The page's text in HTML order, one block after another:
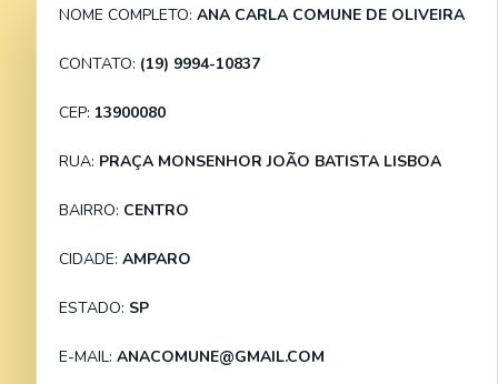
NOME COMPLETO: ANA CARLA COMUNE DE OLIVEIRA
CONTATO: (19) 9994-10837
CEP: 13900080
RUA: PRAÇA MONSENHOR JOÃO BATISTA LISBOA
BAIRRO: CENTRO
CIDADE: AMPARO
ESTADO: SP
E-MAIL: ANACOMUNE@GMAIL.COM